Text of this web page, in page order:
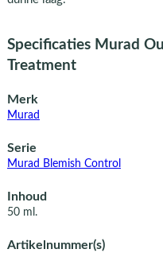
Specificaties Murad
Treatment
Merk
Murad
Serie
Murad Blemish Control
Inhoud
50 ml.
Artikelnummer(s)